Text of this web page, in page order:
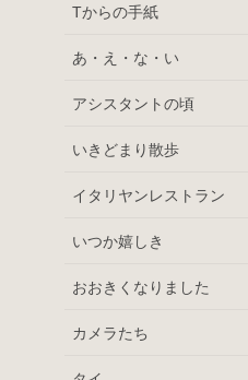
Tからの手紙
あ・え・な・い
アシスタントの頃
いきどまり散歩
イタリヤンレストラン
いつか嬉しき
おおきくなりました
カメラたち